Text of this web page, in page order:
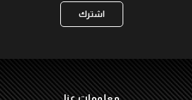
اشترك
معلومات عنا